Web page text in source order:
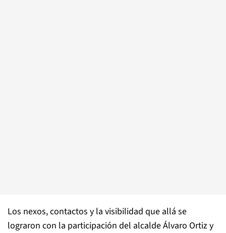
Los nexos, contactos y la visibilidad que allá se
lograron con la participación del alcalde Álvaro Ortiz y